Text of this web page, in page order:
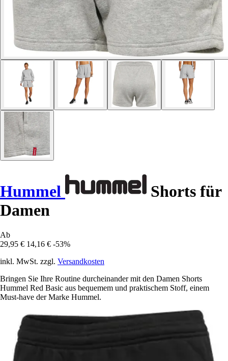
Hummel
Shorts für
Damen
Ab
29,95 € 14,16 € -53%
inkl. MwSt. zzgl. Versandkosten
Bringen Sie Ihre Routine durcheinander mit den Damen Shorts
Hummel Red Basic aus bequemem und praktischem Stoff, einem
Must-have der Marke Hummel.